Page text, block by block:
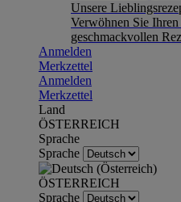
Unsere
Verwöhnen Sie
geschmackvollen
Anmelden
Merkzettel
Anmelden
Merkzettel
Land
ÖSTERREICH
Sprache
Sprache
ÖSTERREICH
Sprache